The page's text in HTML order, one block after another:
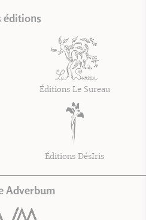
éditions
Éditions Le Sureau
Éditions DésIris
Adverbum